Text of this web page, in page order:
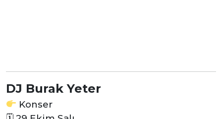
DJ Burak Yeter
Konser